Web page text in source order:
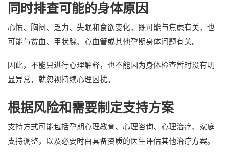
同时排查可能的身体原因
心慌、胸闷、乏力、失眠和食欲变化，既可能与焦虑有关，也
可能与贫血、甲状腺、心血管或其他孕期身体问题有关。
因此，不能只进行心理解释，也不能因为身体检查暂时没有明
显异常，就忽视持续心理困扰。
根据风险和需要制定支持方案
支持方式可能包括孕期心理教育、心理咨询、心理治疗、家庭
支持调整，以及必要时由具备资质的医生评估其他治疗方案。